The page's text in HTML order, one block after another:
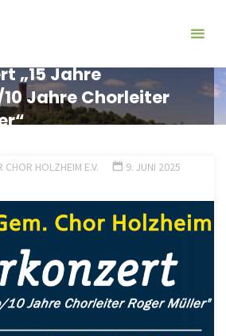
„15 Jahre
Jahre Chorleiter
CHOR HOLZHEIM E.V. 9. JUNI 2025